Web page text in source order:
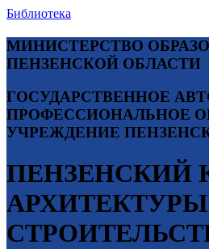
Библиотека
МИНИСТЕРСТВО
ПЕНЗЕНСКОЙ ОБЛАСТИ
ГОСУДАРСТВЕННОЕ
ПРОФЕССИОНАЛЬНОЕ
УЧРЕЖДЕНИЕ
ПЕНЗЕНСКИЙ